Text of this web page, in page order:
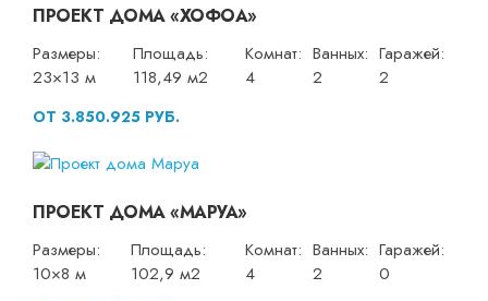
ПРОЕКТ ДОМА «ХОФОА»
Размеры:
23×13 м
Площадь:
118,49 м2
Комнат:
4
Ванных:
2
Гаражей:
2
ОТ 3.850.925 РУБ.
ПРОЕКТ ДОМА «МАРУА»
Размеры:
10×8 м
Площадь:
102,9 м2
Комнат:
4
Ванных:
2
Гаражей:
0